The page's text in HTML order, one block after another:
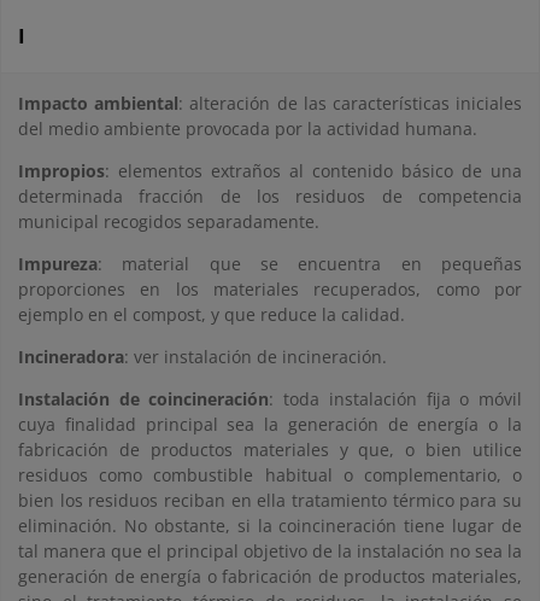
I
Impacto ambiental: alteración de las características iniciales
del medio ambiente provocada por la actividad humana.
Impropios: elementos extraños al contenido básico de una
determinada fracción de los residuos de competencia
municipal recogidos separadamente.
Impureza: material que se encuentra en pequeñas
proporciones en los materiales recuperados, como por
ejemplo en el compost, y que reduce la calidad.
Incineradora: ver instalación de incineración.
Instalación de coincineración: toda instalación fija o móvil
cuya finalidad principal sea la generación de energía o la
fabricación de productos materiales y que, o bien utilice
residuos como combustible habitual o complementario, o
bien los residuos reciban en ella tratamiento térmico para su
eliminación. No obstante, si la coincineración tiene lugar de
tal manera que el principal objetivo de la instalación no sea la
generación de energía o fabricación de productos materiales,